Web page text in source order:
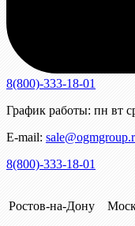
8(800)-333-18-01
График работы: пн вт
E-mail:
8(800)-333-18-01
Ростов-на-Дону